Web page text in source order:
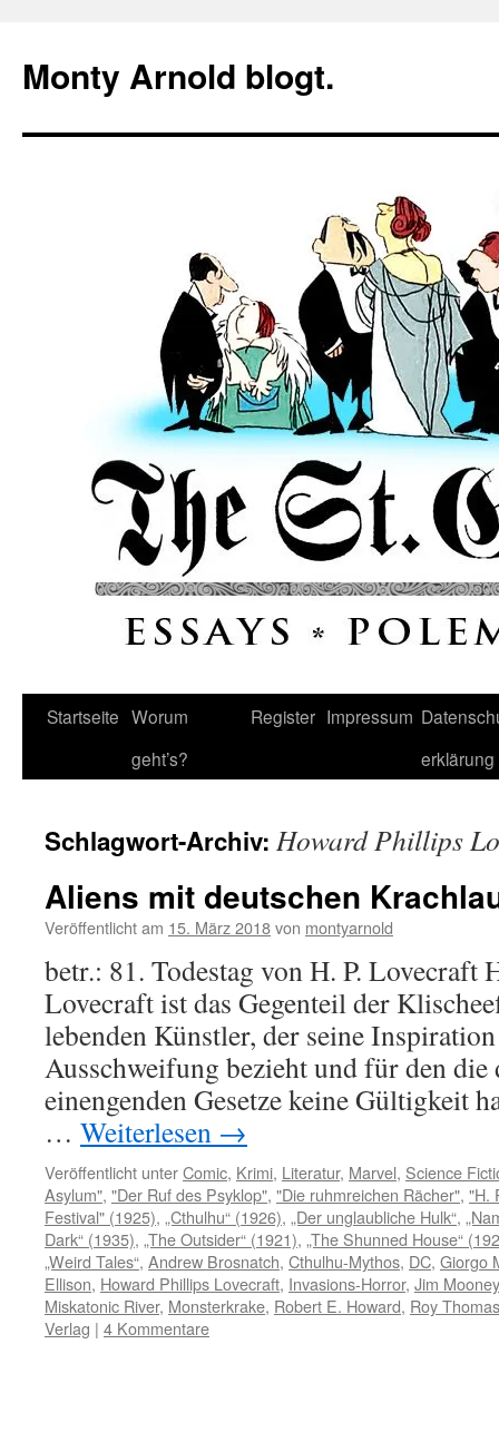
springen
Monty Arnold blogt.
Startseite Worum
geht’s?
Register Impressum
erklärung
Schlagwort-Archiv: Howard Phillips
Aliens mit deutschen
Veröffentlicht am 15. März 2018von montyarnold
betr.: 81. Todestag von H. P. Lovecraft
Lovecraft ist das Gegenteil der
lebenden Künstler, der seine
Ausschweifung bezieht und für den die
einengenden Gesetze keine Gültigkeit
… Weiterlesen →
Veröffentlicht unterComic, Krimi, Literatur, Marvel, Science
Asylum", "Der Ruf des Psyklop", "Die ruhmreichen Rächer", "H.
Festival" (1925), „Cthulhu“ (1926), „Der unglaubliche Hulk“,
Dark“ (1935), „The Outsider“ (1921), „The Shunned House“
„Weird Tales“, Andrew Brosnatch, Cthulhu-Mythos, DC, Giorgo
Ellison, Howard Phillips Lovecraft, Invasions-Horror, Jim Mooney
Miskatonic River, Monsterkrake, Robert E. Howard, Roy Thomas
Verlag | 4 Kommentare